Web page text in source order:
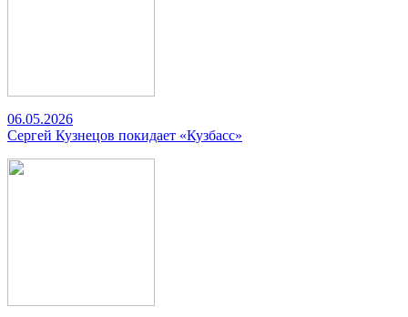
06.05.2026
Сергей Кузнецов покидает «Кузбасс»